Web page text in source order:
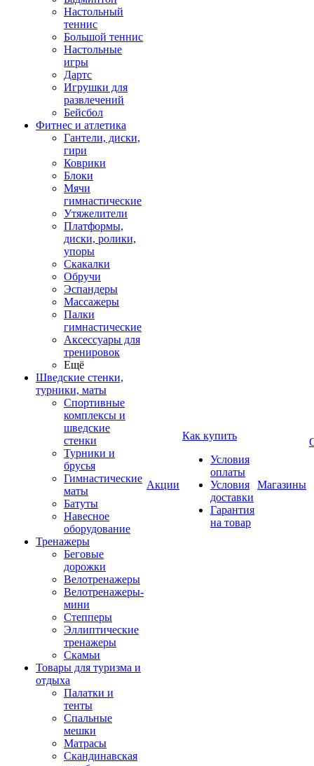
Настольный
теннис
Большой теннис
Настольные
игры
Дартс
Игрушки для
развлечений
Бейсбол
Фитнес и атлетика
Гантели, диски,
гири
Коврики
Блоки
Мячи
гимнастические
Утяжелители
Платформы,
диски, ролики,
упоры
Скакалки
Обручи
Эспандеры
Массажеры
Палки
гимнастические
Аксессуары для
тренировок
Ещё
Шведские стенки,
турники, маты
Спортивные
комплексы и
шведские
стенки
Турники и
брусья
Гимнастические
маты
Батуты
Навесное
оборудование
Тренажеры
Беговые
дорожки
Велотренажеры
Велотренажеры-
мини
Степперы
Эллиптические
тренажеры
Скамьи
Товары для туризма и
отдыха
Палатки и
тенты
Спальные
мешки
Матрасы
Скандинавская
Акции
Как купить
Условия
оплаты
Условия
доставки
Гарантия
на товар
Магазины